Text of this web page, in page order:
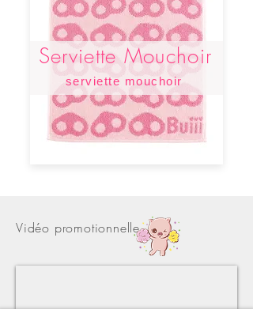
Serviette Mouchoir
serviette mouchoir
Vidéo promotionnelle